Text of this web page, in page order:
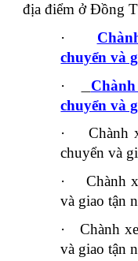
địa điểm ở Đồng
·
chuyển và
·
chuyển và
·
Chành
chuyển và
·
Chành
và giao tận
·
Chành xe
và giao tận